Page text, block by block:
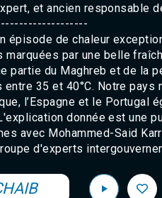
et ancien responsable
épisode de chaleur
marquées par une belle
partie du Maghreb et de la
entre 35 et 40°C. Notre
l’Espagne et le Portugal
donnée est une
avec Mohammed-Said
d'experts